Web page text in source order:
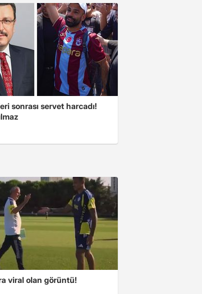
sonrası servet harcadı!
viral olan görüntü!